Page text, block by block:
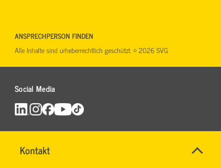
Kontakt
IHR
Name*
Maut
in
Social Media
ANSPRECHPERSON FINDEN
Alle Inhalte sind urheberrechtlich geschützt. © 2026 SVG